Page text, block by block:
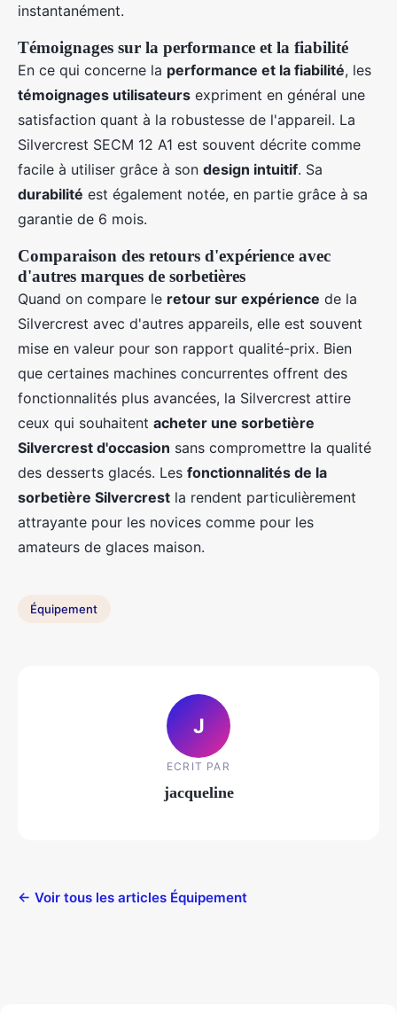
instantanément.
Témoignages sur la performance et la fiabilité
En ce qui concerne la performance et la fiabilité, les
témoignages utilisateurs expriment en général une
satisfaction quant à la robustesse de l'appareil. La
Silvercrest SECM 12 A1 est souvent décrite comme
facile à utiliser grâce à son design intuitif. Sa
durabilité est également notée, en partie grâce à sa
garantie de 6 mois.
Comparaison des retours d'expérience avec
d'autres marques de sorbetières
Quand on compare le retour sur expérience de la
Silvercrest avec d'autres appareils, elle est souvent
mise en valeur pour son rapport qualité-prix. Bien
que certaines machines concurrentes offrent des
fonctionnalités plus avancées, la Silvercrest attire
ceux qui souhaitent acheter une sorbetière
Silvercrest d'occasion sans compromettre la qualité
des desserts glacés. Les fonctionnalités de la
sorbetière Silvercrest la rendent particulièrement
attrayante pour les novices comme pour les
amateurs de glaces maison.
Équipement
J
ECRIT PAR
jacqueline
← Voir tous les articles Équipement